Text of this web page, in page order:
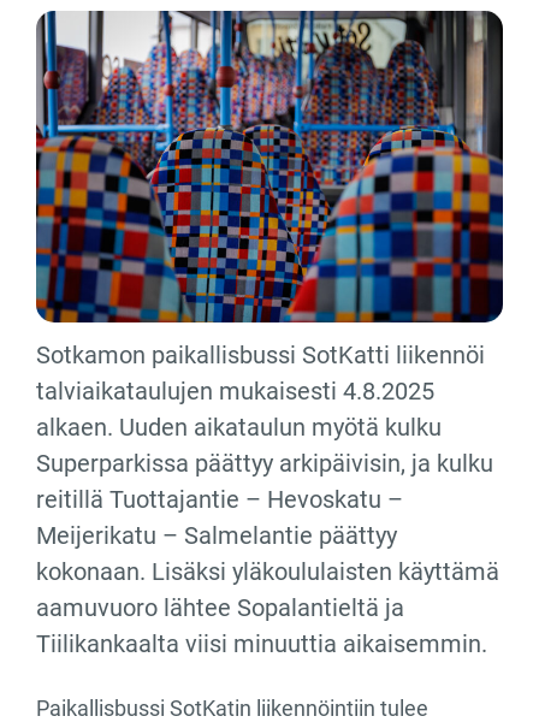
Sotkamon paikallisbussi SotKatti liikennöi
talviaikataulujen mukaisesti 4.8.2025
alkaen. Uuden aikataulun myötä kulku
Superparkissa päättyy arkipäivisin, ja kulku
reitillä Tuottajantie – Hevoskatu –
Meijerikatu – Salmelantie päättyy
kokonaan. Lisäksi yläkoululaisten käyttämä
aamuvuoro lähtee Sopalantieltä ja
Tiilikankaalta viisi minuuttia aikaisemmin.
Paikallisbussi SotKatin liikennöintiin tulee